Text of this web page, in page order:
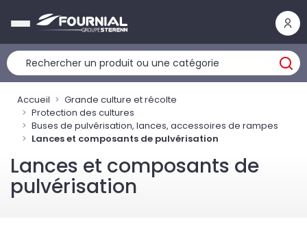
Accueil
Grande culture et récolte
Protection des cultures
Buses de pulvérisation, lances, accessoires de rampes
Lances et composants de pulvérisation
Lances et composants de
pulvérisation